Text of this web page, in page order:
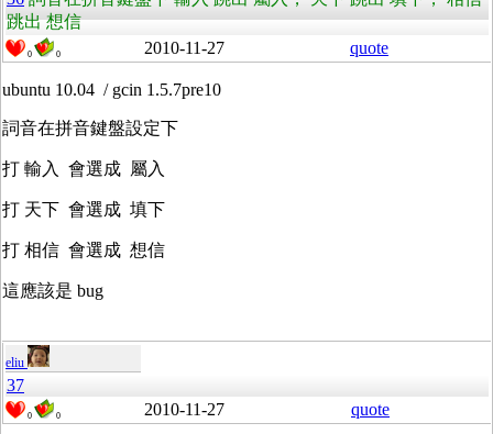
跳出 想信
0 0 2010-11-27 quote
ubuntu 10.04 / gcin 1.5.7pre10
詞音在拼音鍵盤設定下
打 輸入 會選成 屬入
打 天下 會選成 填下
打 相信 會選成 想信
這應該是 bug
eliu
37
0 0 2010-11-27 quote